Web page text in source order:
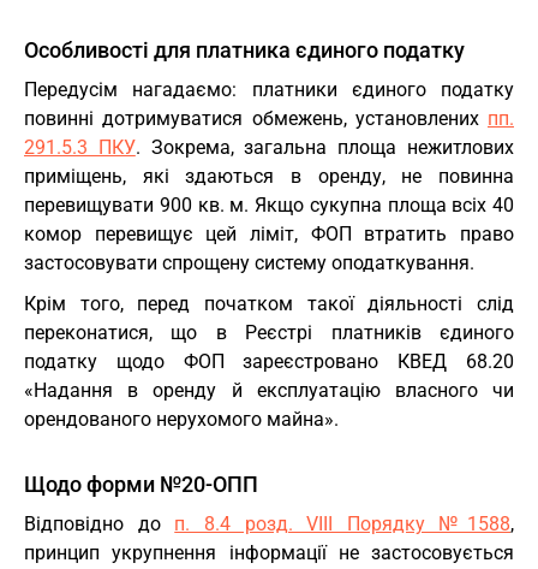
Особливості для платника єдиного податку
Передусім нагадаємо: платники єдиного податку
повинні дотримуватися обмежень, установлених пп.
291.5.3 ПКУ. Зокрема, загальна площа нежитлових
приміщень, які здаються в оренду, не повинна
перевищувати 900 кв. м. Якщо сукупна площа всіх 40
комор перевищує цей ліміт, ФОП втратить право
застосовувати спрощену систему оподаткування.
Крім того, перед початком такої діяльності слід
переконатися, що в Реєстрі платників єдиного
податку щодо ФОП зареєстровано КВЕД 68.20
«Надання в оренду й експлуатацію власного чи
орендованого нерухомого майна».
Щодо форми №20-ОПП
Відповідно до п. 8.4 розд. VIII Порядку №1588,
принцип укрупнення інформації не застосовується